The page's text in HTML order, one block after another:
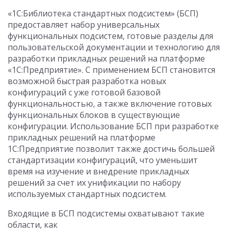
«1С:Библиотека стандартных подсистем» (БСП)
предоставляет набор универсальных
функциональных подсистем, готовые разделы для
пользовательской документации и технологию для
разработки прикладных решений на платформе
«1С:Предприятие». С применением БСП становится
возможной быстрая разработка новых
конфигураций с уже готовой базовой
функциональностью, а также включение готовых
функциональных блоков в существующие
конфигурации. Использование БСП при разработке
прикладных решений на платформе
1С:Предприятие позволит также достичь большей
стандартизации конфигураций, что уменьшит
время на изучение и внедрение прикладных
решений за счет их унификации по набору
используемых стандартных подсистем.
Входящие в БСП подсистемы охватывают такие
области, как